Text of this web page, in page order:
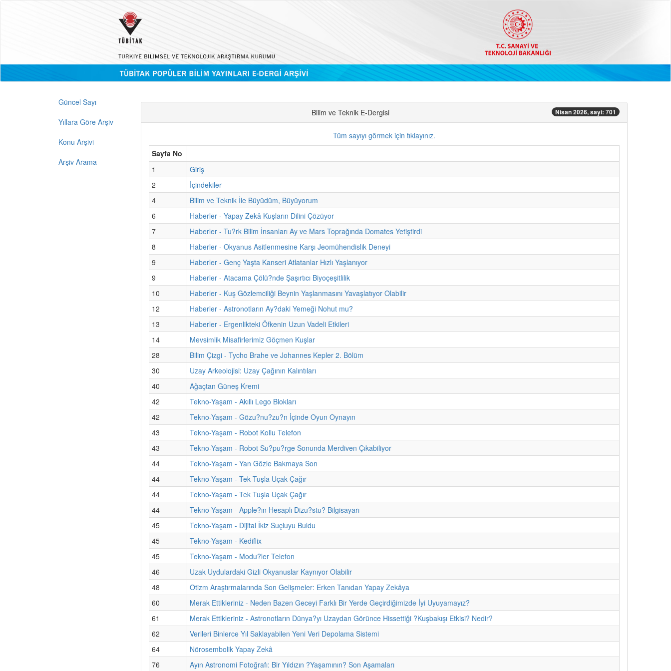
Güncel Sayı
Yıllara Göre Arşiv
Konu Arşivi
Arşiv Arama
Bilim ve Teknik E-Dergisi Nisan 2026, sayi: 701
Tüm sayıyı görmek için tıklayınız.
Sayfa No
1
Giriş
2
İçindekiler
4
Bilim ve Teknik İle Büyüdüm, Büyüyorum
6
Haberler - Yapay Zekâ Kuşların Dilini Çözüyor
7
Haberler - Tu?rk Bilim İnsanları Ay ve Mars Toprağında Domates Yetiştirdi
8
Haberler - Okyanus Asitlenmesine Karşı Jeomühendislik Deneyi
9
Haberler - Genç Yaşta Kanseri Atlatanlar Hızlı Yaşlanıyor
9
Haberler - Atacama Çölü?nde Şaşırtıcı Biyoçeşitlilik
10
Haberler - Kuş Gözlemciliği Beynin Yaşlanmasını Yavaşlatıyor Olabilir
12
Haberler - Astronotların Ay?daki Yemeği Nohut mu?
13
Haberler - Ergenlikteki Öfkenin Uzun Vadeli Etkileri
14
Mevsimlik Misafirlerimiz Göçmen Kuşlar
28
Bilim Çizgi - Tycho Brahe ve Johannes Kepler 2. Bölüm
30
Uzay Arkeolojisi: Uzay Çağının Kalıntıları
40
Ağaçtan Güneş Kremi
42
Tekno-Yaşam - Akıllı Lego Blokları
42
Tekno-Yaşam - Gözu?nu?zu?n İçinde Oyun Oynayın
43
Tekno-Yaşam - Robot Kollu Telefon
43
Tekno-Yaşam - Robot Su?pu?rge Sonunda Merdiven Çıkabiliyor
44
Tekno-Yaşam - Yan Gözle Bakmaya Son
44
Tekno-Yaşam - Tek Tuşla Uçak Çağır
44
Tekno-Yaşam - Tek Tuşla Uçak Çağır
44
Tekno-Yaşam - Apple?ın Hesaplı Dizu?stu? Bilgisayarı
45
Tekno-Yaşam - Dijital İkiz Suçluyu Buldu
45
Tekno-Yaşam - Kediflix
45
Tekno-Yaşam - Modu?ler Telefon
46
Uzak Uydulardaki Gizli Okyanuslar Kaynıyor Olabilir
48
Otizm Araştırmalarında Son Gelişmeler: Erken Tanıdan Yapay Zekâya
60
Merak Ettikleriniz - Neden Bazen Geceyi Farklı Bir Yerde Geçirdiğimizde İyi Uyuyamayız?
61
Merak Ettikleriniz - Astronotların Dünya?yı Uzaydan Görünce Hissettiği ?Kuşbakışı Etkisi? Nedir?
62
Verileri Binlerce Yıl Saklayabilen Yeni Veri Depolama Sistemi
64
Nörosembolik Yapay Zekâ
76
Ayın Astronomi Fotoğrafı: Bir Yıldızın ?Yaşamının? Son Aşamaları